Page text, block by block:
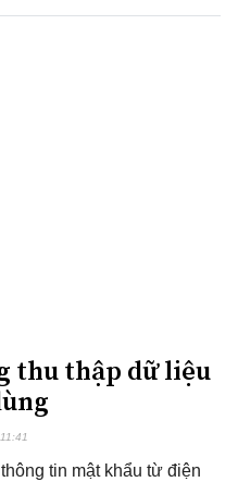
thu thập dữ liệu
tin mật khẩu từ điện